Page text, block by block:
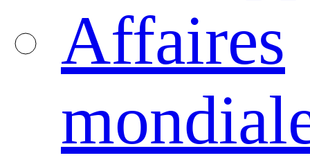
Affaires